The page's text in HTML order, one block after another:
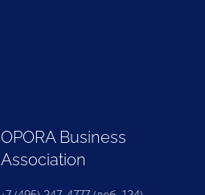
OPORA Business
Association